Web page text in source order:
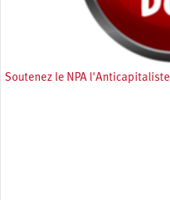
Soutenez le NPA l'Anticapitaliste